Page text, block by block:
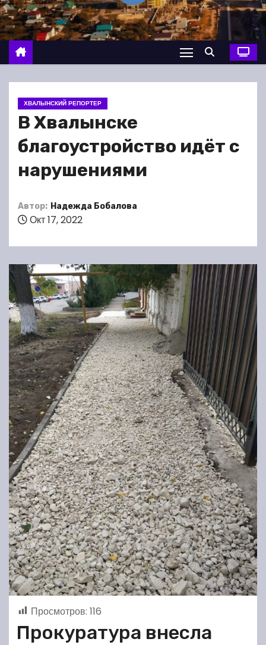
о
м
у
ХВАЛЫНСКИЙ РЕПОРТЕР
В Хвалынске
благоустройство идёт с
нарушениями
Автор: Надежда Бобалова
Окт 17, 2022
Просмотров: 116
Прокуратура внесла